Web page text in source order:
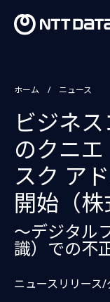
ホーム ニュース
ビジネ
のクニ
スク ア
開始（株
～デジタル
識）での不
ニュースリリース